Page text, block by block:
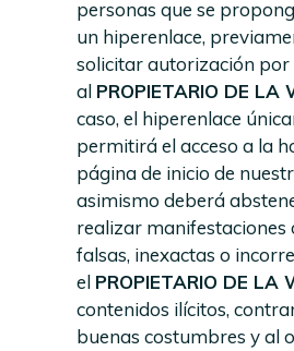
personas que se
un hiperenlace,
solicitar autorización por
al PROPIETARIO DE LA
caso, el hiperenlace
permitirá el acceso a la
página de inicio de
asimismo deberá
realizar manifestaciones
falsas, inexactas o
el PROPIETARIO DE LA
contenidos ilícitos,
buenas costumbres y al